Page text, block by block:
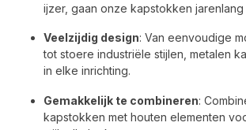
ijzer, gaan onze kapstokken jarenlang
Veelzijdig design: Van eenvoudige
tot stoere industriële stijlen, metalen
in elke inrichting.
Gemakkelijk te combineren:
kapstokken met houten elementen